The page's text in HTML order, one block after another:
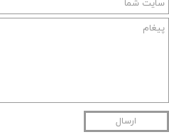
ارسال